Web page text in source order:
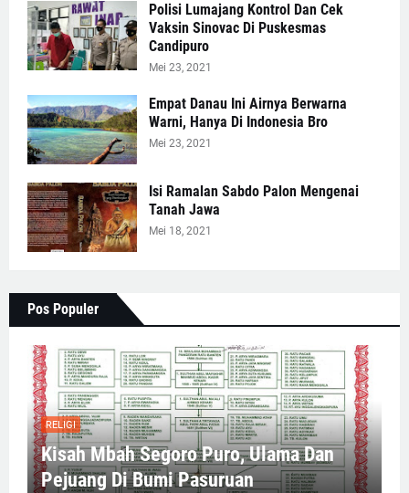
Polisi Lumajang Kontrol Dan Cek
Vaksin Sinovac Di Puskesmas
Candipuro
Mei 23, 2021
Empat Danau Ini Airnya Berwarna
Warni, Hanya Di Indonesia Bro
Mei 23, 2021
Isi Ramalan Sabdo Palon Mengenai
Tanah Jawa
Mei 18, 2021
Pos Populer
RELIGI
Kisah Mbah Segoro Puro, Ulama Dan
Pejuang Di Bumi Pasuruan